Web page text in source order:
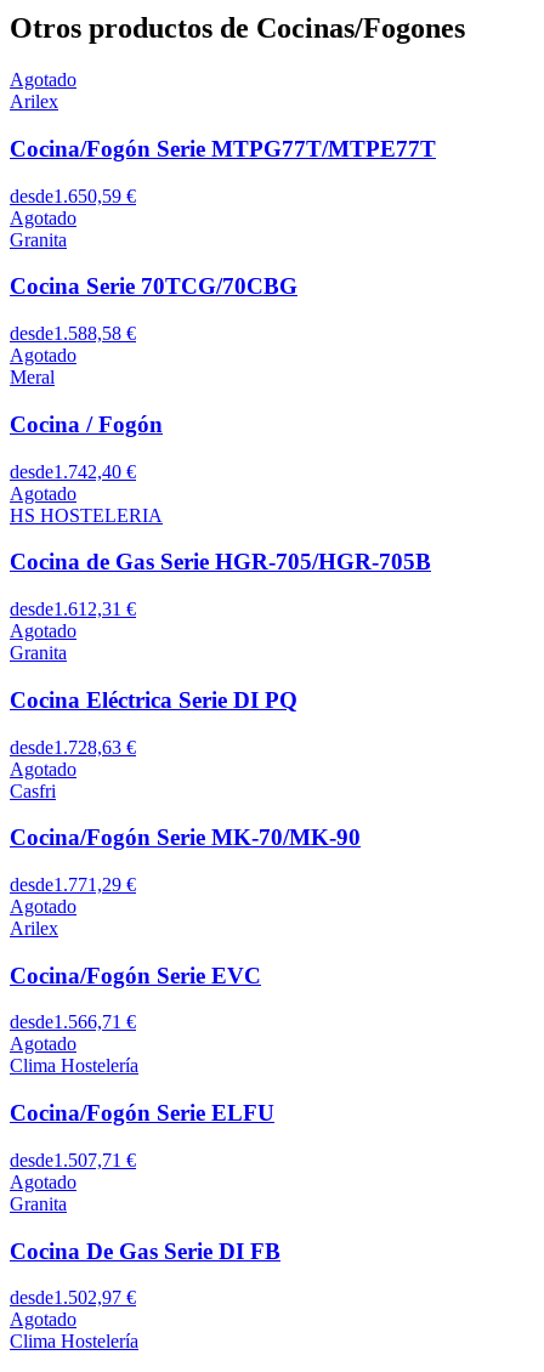
Otros productos de Cocinas/Fogones
Agotado
Arilex
Cocina/Fogón Serie MTPG77T/MTPE77T
desde1.650,59 €
Agotado
Granita
Cocina Serie 70TCG/70CBG
desde1.588,58 €
Agotado
Meral
Cocina / Fogón
desde1.742,40 €
Agotado
HS HOSTELERIA
Cocina de Gas Serie HGR-705/HGR-705B
desde1.612,31 €
Agotado
Granita
Cocina Eléctrica Serie DI PQ
desde1.728,63 €
Agotado
Casfri
Cocina/Fogón Serie MK-70/MK-90
desde1.771,29 €
Agotado
Arilex
Cocina/Fogón Serie EVC
desde1.566,71 €
Agotado
Clima Hostelería
Cocina/Fogón Serie ELFU
desde1.507,71 €
Agotado
Granita
Cocina De Gas Serie DI FB
desde1.502,97 €
Agotado
Clima Hostelería